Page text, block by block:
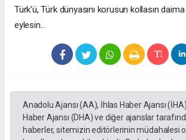
Türk'ü, Türk dünyasını korusun kollasın
eylesin...
Anadolu Ajansı (AA), İhlas Haber Ajansı
Haber Ajansı (DHA) ve diğer ajanslar
haberler, sitemizin editörlerinin müdahalesi